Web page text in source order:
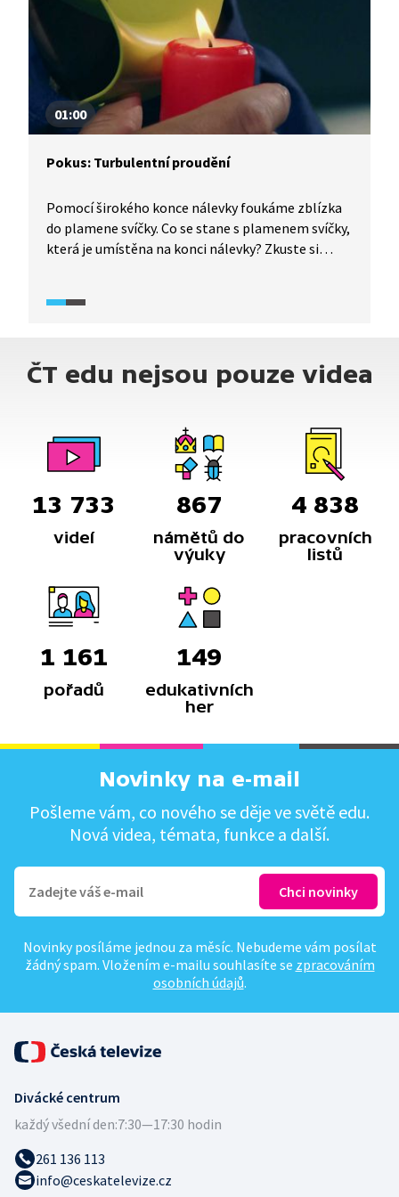
v aerodynamickém tunelu? A jak si zalétat
v simulátoru volného pádu?
01:00
Pokus: Turbulentní proudění
Pomocí širokého konce nálevky foukáme zblízka
do plamene svíčky. Co se stane s plamenem svíčky,
která je umístěna na konci nálevky? Zkuste si
vzduchu.
ČT edu nejsou pouze videa
13 733
videí
867
námětů do
výuky
4 838
pracovních
listů
1 161
pořadů
149
edukativních
her
Novinky na e-mail
Pošleme vám, co nového se děje ve světě edu.
Nová videa, témata, funkce a další.
Novinky posíláme jednou za měsíc. Nebudeme vám posílat
žádný spam. Vložením e-mailu souhlasíte se zpracováním
osobních údajů.